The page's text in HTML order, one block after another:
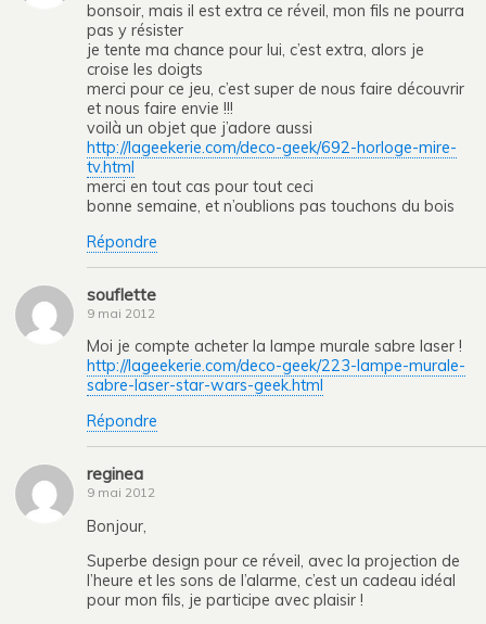
bonsoir, mais il est extra ce réveil, mon fils ne pourra
pas y résister
je tente ma chance pour lui, c’est extra, alors je
croise les doigts
merci pour ce jeu, c’est super de nous faire découvrir
et nous faire envie !!!
voilà un objet que j’adore aussi
http://lageekerie.com/deco-geek/692-horloge-mire-
tv.html
merci en tout cas pour tout ceci
bonne semaine, et n’oublions pas touchons du bois
Répondre
souflette
9 mai 2012
Moi je compte acheter la lampe murale sabre laser !
http://lageekerie.com/deco-geek/223-lampe-murale-
sabre-laser-star-wars-geek.html
Répondre
reginea
9 mai 2012
Bonjour,
Superbe design pour ce réveil, avec la projection de
l’heure et les sons de l’alarme, c’est un cadeau idéal
pour mon fils, je participe avec plaisir !